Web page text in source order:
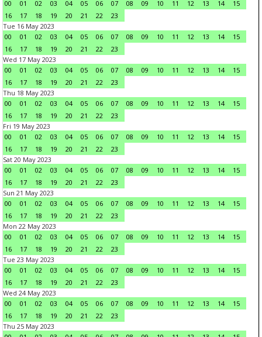
00 01 02 03 04 05 06 07 08 09 10 11 12 13 14
15
16
17 18 19 20 21 22
23
Tue 16 May 2023
00
01 02 03 04 05 06 07 08 09 10 11 12 13 14
15
16
17 18 19 20 21 22
23
Wed 17 May 2023
00
01 02 03 04 05 06 07 08 09 10 11 12 13 14
15
16
17 18 19 20 21 22
23
Thu 18 May 2023
00
01 02 03 04 05 06 07 08 09 10 11 12 13 14
15
16
17 18 19 20 21 22
23
Fri 19 May 2023
00
01 02 03 04 05 06 07 08 09 10 11 12 13 14
15
16
17 18 19 20 21 22
23
Sat 20 May 2023
00
01 02 03 04 05 06 07 08 09 10 11 12 13 14
15
16
17 18 19 20 21 22
23
Sun 21 May 2023
00
01 02 03 04 05 06 07 08 09 10 11 12 13 14
15
16
17 18 19 20 21 22
23
Mon 22 May 2023
00
01 02 03 04 05 06 07 08 09 10 11 12 13 14
15
16
17 18 19 20 21 22
23
Tue 23 May 2023
00
01 02 03 04 05 06 07 08 09 10 11 12 13 14
15
16
17 18 19 20 21 22
23
Wed 24 May 2023
00
01 02 03 04 05 06 07 08 09 10 11 12 13 14
15
16
17 18 19 20 21 22
23
Thu 25 May 2023